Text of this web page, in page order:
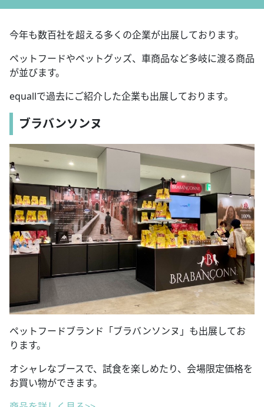
今年も数百社を超える多くの企業が出展しております。
ペットフードやペットグッズ、車商品など多岐に渡る商品
が並びます。
equallで過去にご紹介した企業も出展しております。
ブラバンソンヌ
ペットフードブランド「ブラバンソンヌ」も出展してお
ります。
オシャレなブースで、試食を楽しめたり、会場限定価格を
お買い物ができます。